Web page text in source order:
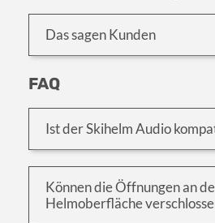
Das sagen Kunden
FAQ
Ist der Skihelm Audio
Können die Öffnungen an
Helmoberfläche